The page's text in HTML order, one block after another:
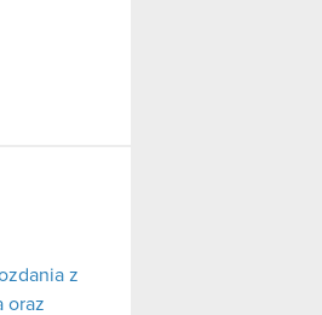
z
oraz